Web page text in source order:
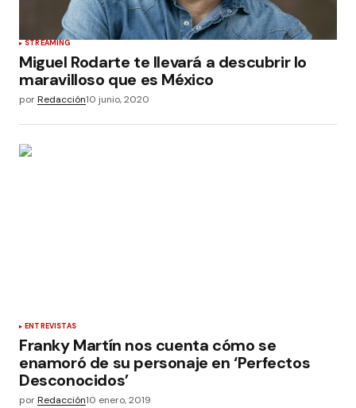
STREAMING
Miguel Rodarte te llevará a descubrir lo
maravilloso que es México
porRedacción10 junio, 2020
ENTREVISTAS
Franky Martín nos cuenta cómo se
enamoró de su personaje en ‘Perfectos
Desconocidos’
porRedacción10 enero, 2019